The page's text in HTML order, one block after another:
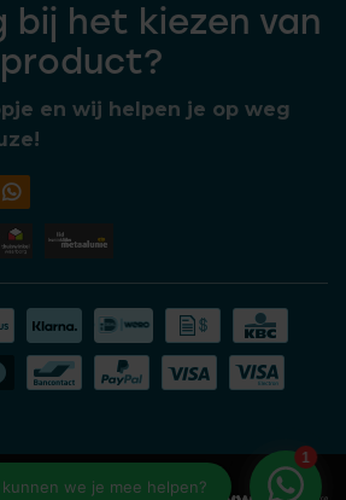
bij het kiezen van
en wij helpen je op weg